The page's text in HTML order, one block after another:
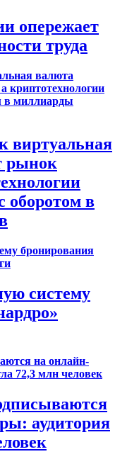
опережает
труда
виртуальная
рынок
оборотом в
систему
аудитория